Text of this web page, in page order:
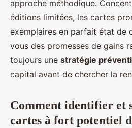
approche méthodique.
éditions limitées, les cartes
exemplaires en parfait état de
vous des promesses de gains
toujours une stratégie
capital avant de chercher la
Comment identifier et
cartes à fort potentiel